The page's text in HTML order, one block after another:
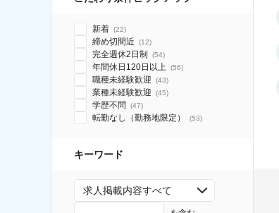
新着 (22)
締め切間近 (12)
完全週休2日制 (54)
年間休日120日以上 (56)
職種未経験歓迎 (43)
業種未経験歓迎 (45)
学歴不問 (47)
転勤なし（勤務地限定） (53)
キーワード
求人掲載内容すべて